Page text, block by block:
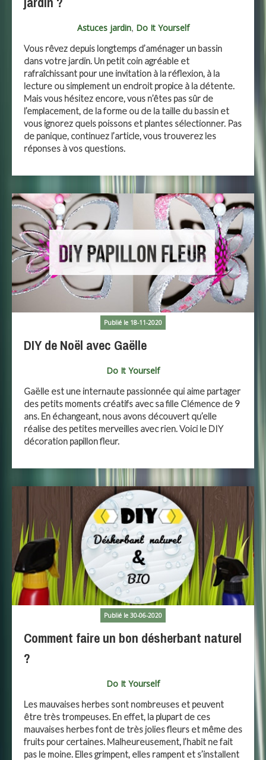
Astuces jardin, Do It Yourself
Vous rêvez depuis longtemps d’aménager un bassin
dans votre jardin. Un petit coin agréable et
rafraîchissant pour une invitation à la réflexion, à la
lecture ou simplement un endroit propice à la détente.
Mais vous hésitez encore, vous n’êtes pas sûr de
l’emplacement, de la forme ou de la taille du bassin et
vous ignorez quels poissons et plantes sélectionner. Pas
de panique, continuez l’article, vous trouverez les
réponses à vos questions.
Publié le 18-11-2020
DIY de Noël avec Gaëlle
Do It Yourself
Gaëlle est une internaute passionnée qui aime partager
des petits moments créatifs avec sa fille Clémence de 9
ans. En échangeant, nous avons découvert qu’elle
réalise des petites merveilles avec rien. Voici le DIY
décoration papillon fleur.
Publié le 30-06-2020
Comment faire un bon désherbant naturel
?
Do It Yourself
Les mauvaises herbes sont nombreuses et peuvent
être très trompeuses. En effet, la plupart de ces
mauvaises herbes font de très jolies fleurs et même des
fruits pour certaines. Malheureusement, l’habit ne fait
pas le moine. Elles grimpent, elles rampent et s’installent